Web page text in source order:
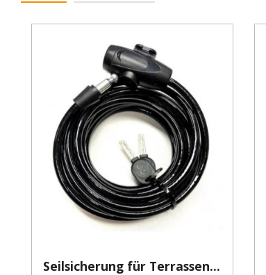
Seilsicherung für Terrassen...